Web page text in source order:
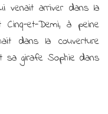
venait arriver dans la
et-Demi, à peine
dans la couverture
sa girafe Sophie dans